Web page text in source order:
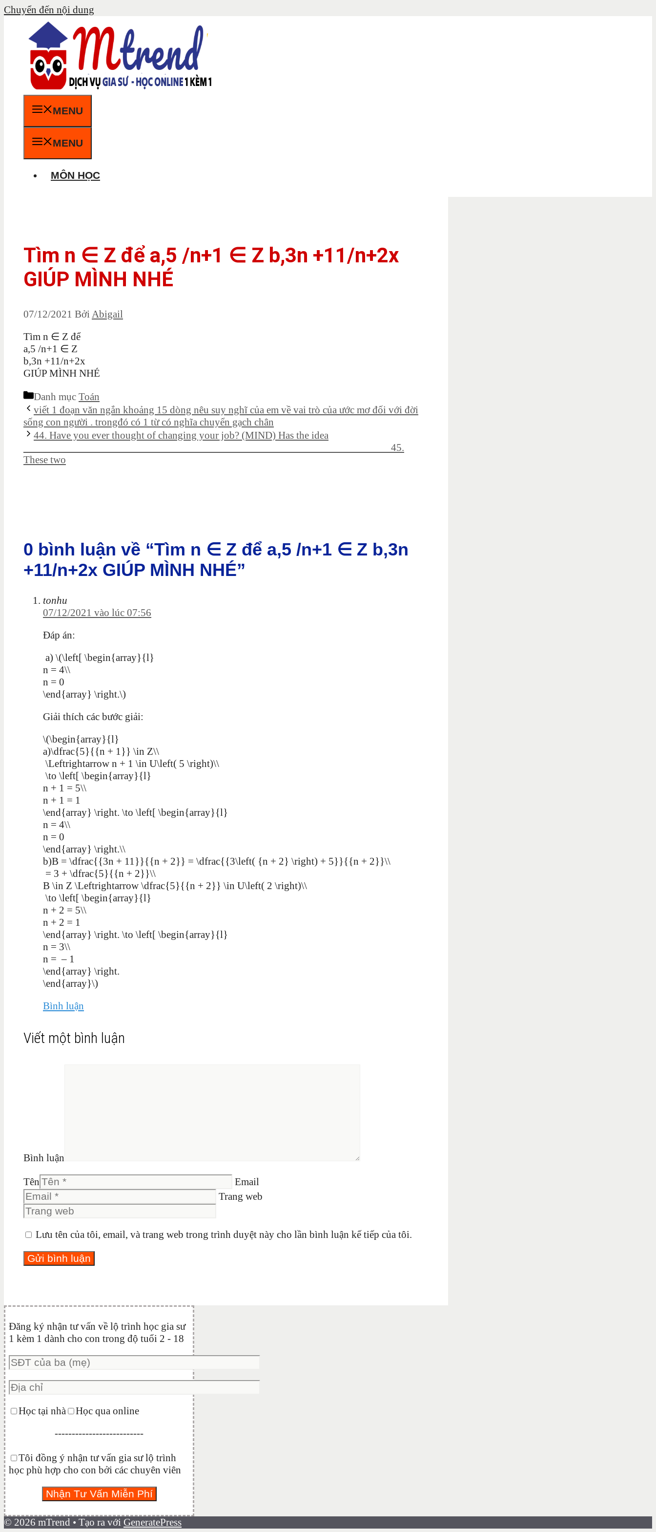
Chuyển đến nội dung
MENU
MENU
MÔN HỌC
Tìm n ∈ Z để a,5 /n+1 ∈ Z b,3n +11/n+2x
GIÚP MÌNH NHÉ
07/12/2021 Bởi Abigail
Tìm n ∈ Z để
a,5 /n+1 ∈ Z
b,3n +11/n+2x
GIÚP MÌNH NHÉ
Danh mục Toán
viết 1 đoạn văn ngắn khoảng 15 dòng nêu suy nghĩ của em về vai trò của ước mơ đối với đời
sống con người . trongđó có 1 từ có nghĩa chuyển gạch chân
44. Have you ever thought of changing your job? (MIND) Has the idea
____________________________________________________________________ 45.
These two
0 bình luận về “Tìm n ∈ Z để a,5 /n+1 ∈ Z b,3n
+11/n+2x GIÚP MÌNH NHÉ”
tonhu
07/12/2021 vào lúc 07:56
Đáp án:
a) \(\left[ \begin{array}{l}
n = 4\\
n = 0
\end{array} \right.\)
Giải thích các bước giải:
\(\begin{array}{l}
a)\dfrac{5}{{n + 1}} \in Z\\
\Leftrightarrow n + 1 \in U\left( 5 \right)\\
\to \left[ \begin{array}{l}
n + 1 = 5\\
n + 1 = 1
\end{array} \right. \to \left[ \begin{array}{l}
n = 4\\
n = 0
\end{array} \right.\\
b)B = \dfrac{{3n + 11}}{{n + 2}} = \dfrac{{3\left( {n + 2} \right) + 5}}{{n + 2}}\\
= 3 + \dfrac{5}{{n + 2}}\\
B \in Z \Leftrightarrow \dfrac{5}{{n + 2}} \in U\left( 2 \right)\\
\to \left[ \begin{array}{l}
n + 2 = 5\\
n + 2 = 1
\end{array} \right. \to \left[ \begin{array}{l}
n = 3\\
n = – 1
\end{array} \right.
\end{array}\)
Bình luận
Viết một bình luận
Bình luận
Tên
Email
Trang web
Lưu tên của tôi, email, và trang web trong trình duyệt này cho lần bình luận kế tiếp của tôi.
Đăng ký nhận tư vấn về lộ trình học gia sư
1 kèm 1 dành cho con trong độ tuổi 2 - 18
Học tại nhà
Học qua online
--------------------------
Tôi đồng ý nhận tư vấn gia sư lộ trình
học phù hợp cho con bởi các chuyên viên
© 2026 mTrend • Tạo ra với GeneratePress